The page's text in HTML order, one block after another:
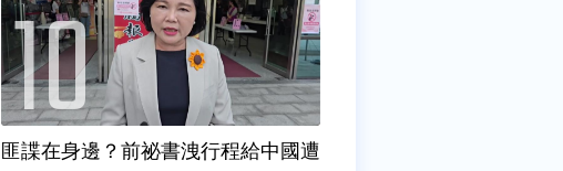
匪諜在身邊？前祕書洩行程給中國遭